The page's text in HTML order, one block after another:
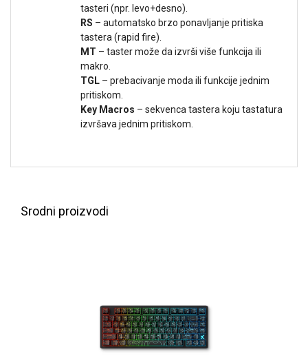
tasteri (npr. levo+desno).
RS – automatsko brzo ponavljanje pritiska
tastera (rapid fire).
MT – taster može da izvrši više funkcija ili
makro.
TGL – prebacivanje moda ili funkcije jednim
pritiskom.
Key Macros – sekvenca tastera koju tastatura
izvršava jednim pritiskom.
Srodni proizvodi